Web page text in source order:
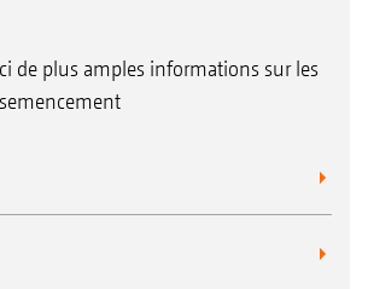
de plus amples informations sur les